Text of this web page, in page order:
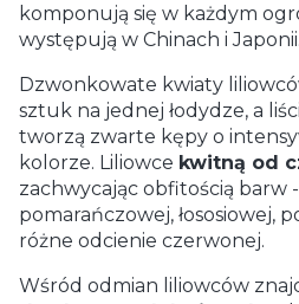
komponują się w każdym
występują w Chinach i Japonii.
Dzwonkowate kwiaty
sztuk na jednej łodydze, a
tworzą zwarte kępy o
kolorze. Liliowce kwitną od
zachwycając obfitością barw -
pomarańczowej, łososiowej,
różne odcienie czerwonej.
Wśród odmian liliowców